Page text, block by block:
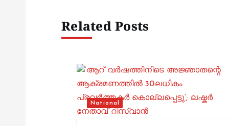
Related Posts
National